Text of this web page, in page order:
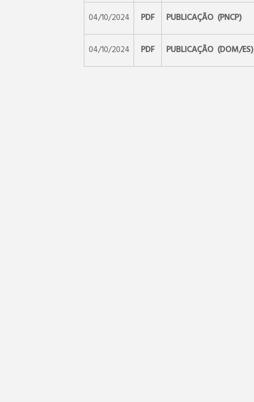
04/10/2024 PDF PUBLICAÇÃO (PNCP)
04/10/2024 PDF PUBLICAÇÃO (DOM/ES)